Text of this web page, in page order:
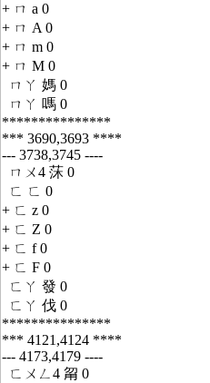
+ ㄇ a 0
+ ㄇ A 0
+ ㄇ m 0
+ ㄇ M 0
ㄇㄚ 媽 0
ㄇㄚ 嗎 0
***************
*** 3690,3693 ****
--- 3738,3745 ----
ㄇㄨ4 莯 0
ㄈ ㄈ 0
+ ㄈ z 0
+ ㄈ Z 0
+ ㄈ f 0
+ ㄈ F 0
ㄈㄚ 發 0
ㄈㄚ 伐 0
***************
*** 4121,4124 ****
--- 4173,4179 ----
ㄈㄨㄥ4 甮 0